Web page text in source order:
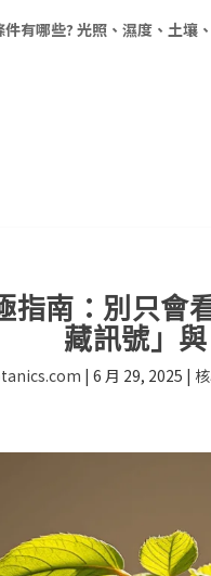
有哪些? 光照、濕度、土壤
指南：別只會
藏訊號」
|6 月 29, 2025 |